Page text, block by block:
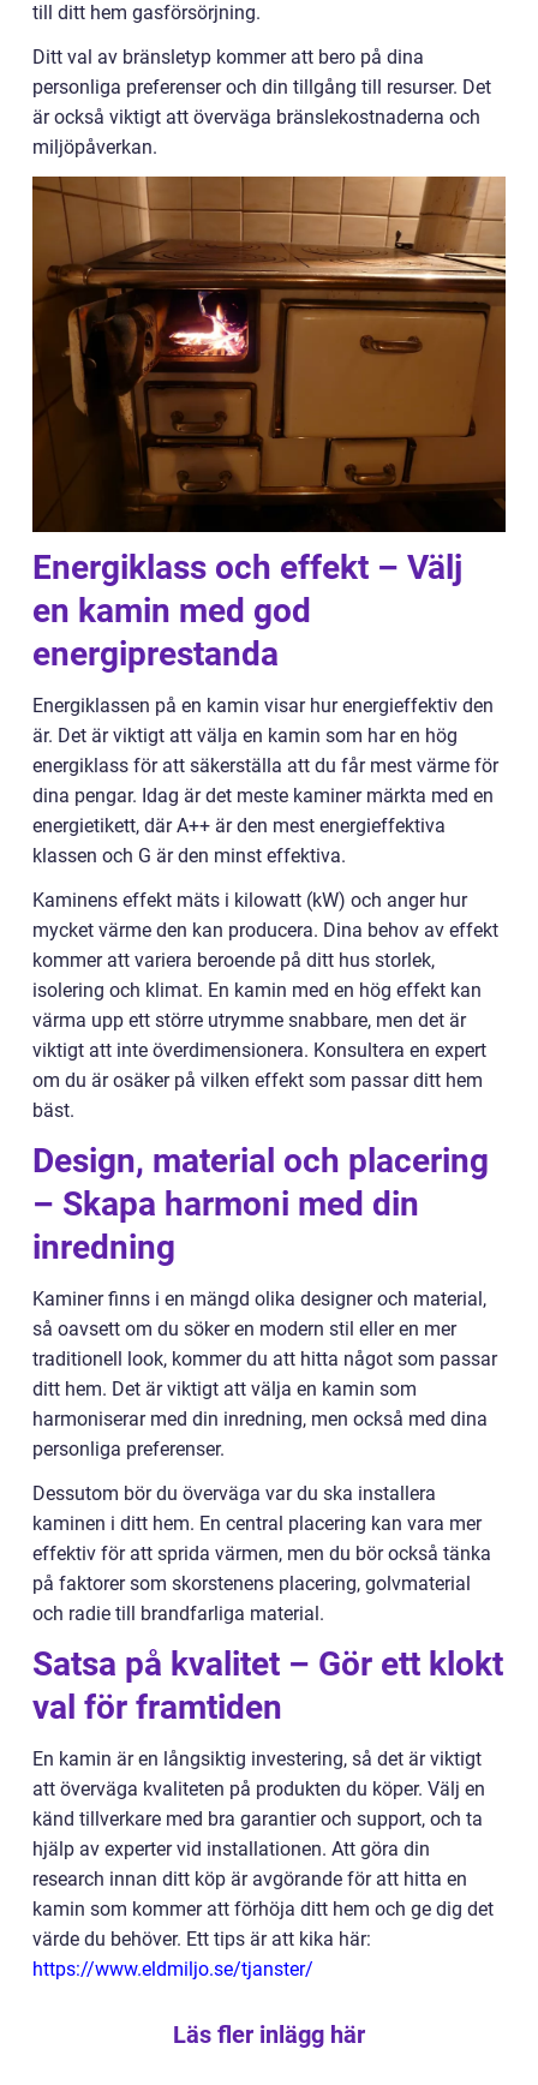
till ditt hem gasförsörjning.
Ditt val av bränsletyp kommer att bero på dina
personliga preferenser och din tillgång till resurser. Det
är också viktigt att överväga bränslekostnaderna och
miljöpåverkan.
Energiklass och effekt – Välj
en kamin med god
energiprestanda
Energiklassen på en kamin visar hur energieffektiv den
är. Det är viktigt att välja en kamin som har en hög
energiklass för att säkerställa att du får mest värme för
dina pengar. Idag är det meste kaminer märkta med en
energietikett, där A++ är den mest energieffektiva
klassen och G är den minst effektiva.
Kaminens effekt mäts i kilowatt (kW) och anger hur
mycket värme den kan producera. Dina behov av effekt
kommer att variera beroende på ditt hus storlek,
isolering och klimat. En kamin med en hög effekt kan
värma upp ett större utrymme snabbare, men det är
viktigt att inte överdimensionera. Konsultera en expert
om du är osäker på vilken effekt som passar ditt hem
bäst.
Design, material och placering
– Skapa harmoni med din
inredning
Kaminer finns i en mängd olika designer och material,
så oavsett om du söker en modern stil eller en mer
traditionell look, kommer du att hitta något som passar
ditt hem. Det är viktigt att välja en kamin som
harmoniserar med din inredning, men också med dina
personliga preferenser.
Dessutom bör du överväga var du ska installera
kaminen i ditt hem. En central placering kan vara mer
effektiv för att sprida värmen, men du bör också tänka
på faktorer som skorstenens placering, golvmaterial
och radie till brandfarliga material.
Satsa på kvalitet – Gör ett klokt
val för framtiden
En kamin är en långsiktig investering, så det är viktigt
att överväga kvaliteten på produkten du köper. Välj en
känd tillverkare med bra garantier och support, och ta
hjälp av experter vid installationen. Att göra din
research innan ditt köp är avgörande för att hitta en
kamin som kommer att förhöja ditt hem och ge dig det
värde du behöver. Ett tips är att kika här:
https://www.eldmiljo.se/tjanster/
Läs fler inlägg här